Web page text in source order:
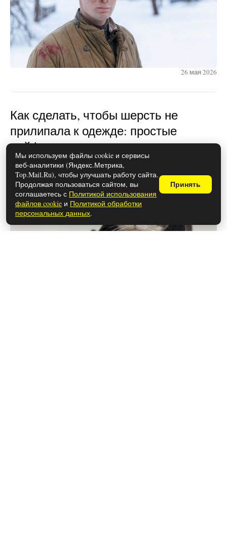
26 мая 2026
Как сделать, чтобы шерсть не
прилипала к одежде: простые
лайфхаки
Мы используем файлы cookie и сервисы
веб-аналитики (Яндекс.Метрика,
Top.Mail.Ru), чтобы улучшать работу сайта.
Продолжая пользоваться сайтом, вы
соглашаетесь с Политикой использования
файлов cookie и Политикой обработки
персональных данных.
Принять